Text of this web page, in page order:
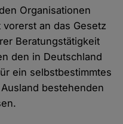
Organisationen
an das Gesetz
Beratungstätigkeit
den in Deutschland
ein selbstbestimmtes
bestehenden